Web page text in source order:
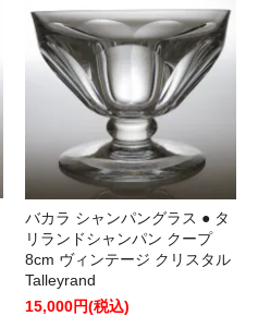
バカラ シャンパングラス ● タ
リランドシャンパン クープ
8cm ヴィンテージ クリスタル
Talleyrand
15,000円(税込)